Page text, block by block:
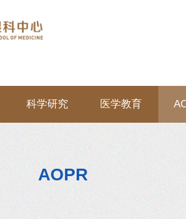
科学研究 医学教育
AOPR